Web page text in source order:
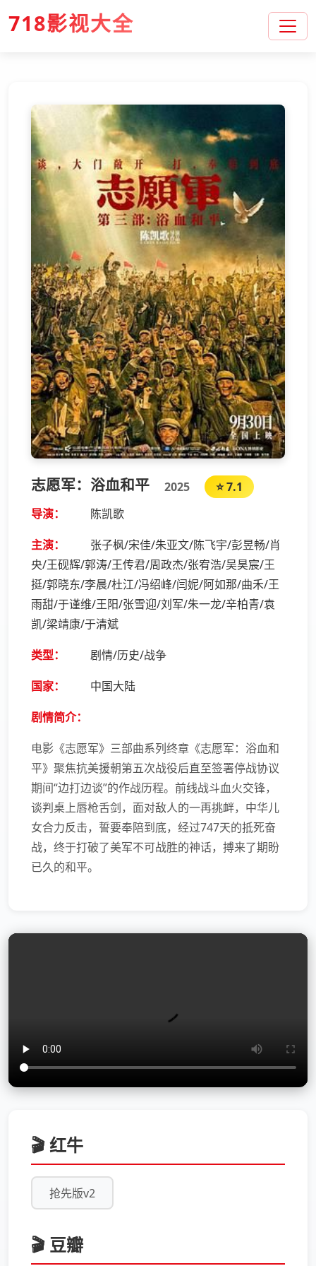
718影视大全
志愿军：浴血和平 2025
⭐ 7.1
导演：
陈凯歌
主演：
张子枫/宋佳/朱亚文/陈飞宇/彭昱畅/肖
央/王砚辉/郭涛/王传君/周政杰/张宥浩/吴昊宸/王
挺/郭晓东/李晨/杜江/冯绍峰/闫妮/阿如那/曲禾/王
雨甜/于谨维/王阳/张雪迎/刘军/朱一龙/辛柏青/袁
凯/梁靖康/于清斌
类型：
剧情/历史/战争
国家：
中国大陆
剧情简介：
电影《志愿军》三部曲系列终章《志愿军：浴血和
平》聚焦抗美援朝第五次战役后直至签署停战协议
期间“边打边谈”的作战历程。前线战斗血火交锋，
谈判桌上唇枪舌剑，面对敌人的一再挑衅，中华儿
女合力反击，誓要奉陪到底，经过747天的抵死奋
战，终于打破了美军不可战胜的神话，搏来了期盼
已久的和平。
🎬 红牛
抢先版v2
🎬 豆瓣